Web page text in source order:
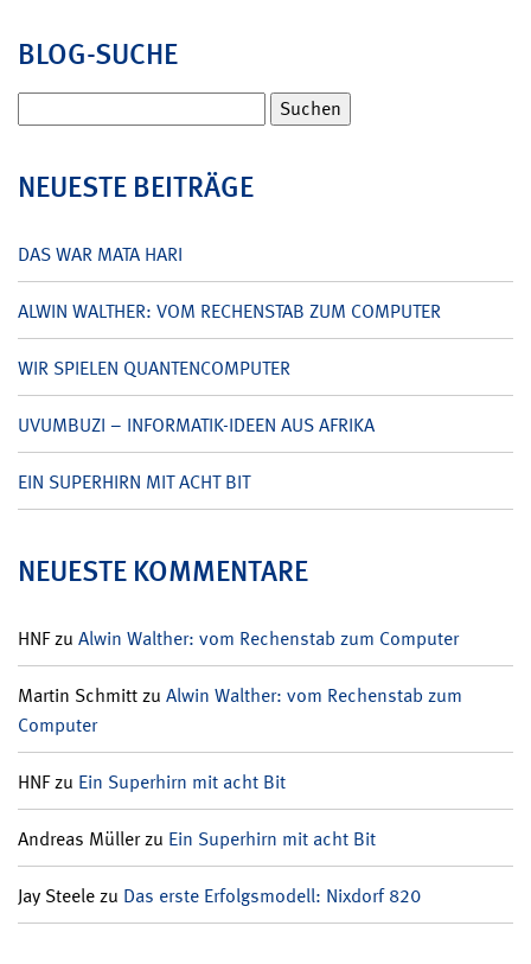
BLOG-SUCHE
nach:
NEUESTE BEITRÄGE
DAS WAR MATA HARI
ALWIN WALTHER: VOM RECHENSTAB ZUM COMPUTER
WIR SPIELEN QUANTENCOMPUTER
UVUMBUZI – INFORMATIK-IDEEN AUS AFRIKA
EIN SUPERHIRN MIT ACHT BIT
NEUESTE KOMMENTARE
HNFzu Alwin Walther: vom Rechenstab zum Computer
Martin Schmittzu Alwin Walther: vom Rechenstab zum
Computer
HNFzu Ein Superhirn mit acht Bit
Andreas Müllerzu Ein Superhirn mit acht Bit
Jay Steelezu Das erste Erfolgsmodell: Nixdorf 820